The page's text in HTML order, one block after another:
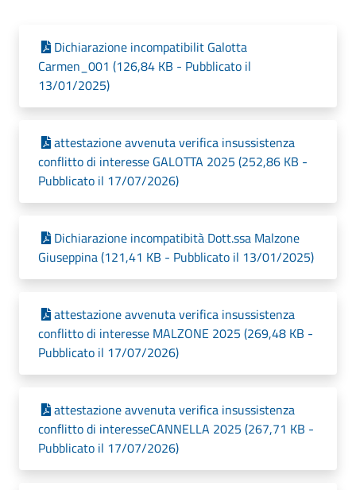
Dichiarazione incompatibilit Galotta
Carmen_001 (126,84 KB - Pubblicato il
13/01/2025)
attestazione avvenuta verifica insussistenza
conflitto di interesse GALOTTA 2025 (252,86 KB -
Pubblicato il 17/07/2026)
Dichiarazione incompatibità Dott.ssa Malzone
Giuseppina (121,41 KB - Pubblicato il 13/01/2025)
attestazione avvenuta verifica insussistenza
conflitto di interesse MALZONE 2025 (269,48 KB -
Pubblicato il 17/07/2026)
attestazione avvenuta verifica insussistenza
conflitto di interesseCANNELLA 2025 (267,71 KB -
Pubblicato il 17/07/2026)